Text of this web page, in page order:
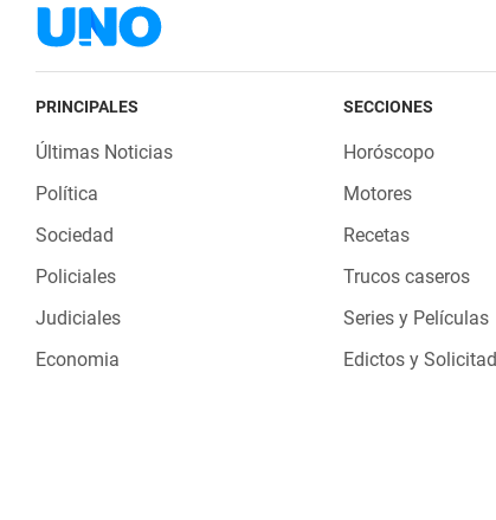
PRINCIPALES
Últimas Noticias
Política
Sociedad
Policiales
Judiciales
Economia
SECCIONES
Horóscopo
Motores
Recetas
Trucos caseros
Series y Películas
Edictos y